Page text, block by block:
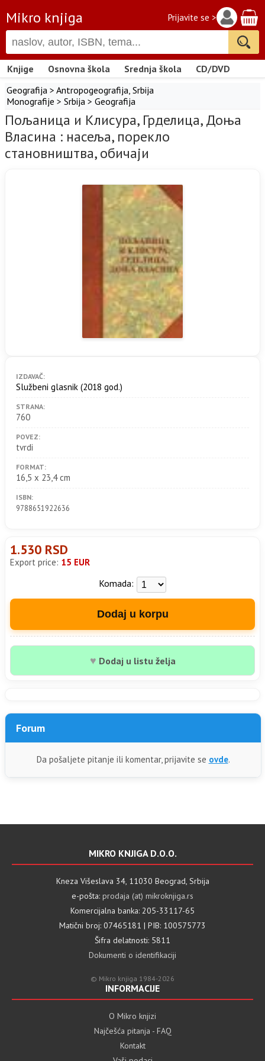
Mikro knjiga Prijavite se >
Knjige Osnovna škola Srednja škola
CD/DVD
Geografija > Antropogeografija, Srbija
Monografije > Srbija > Geografija
Пољаница и Клисура, Грделица, Доња
Власина : насеља, порекло
становништва, обичаји
IZDAVAČ:
Službeni glasnik (2018 god.)
STRANA:
760
POVEZ:
tvrdi
FORMAT:
16,5 x 23,4 cm
ISBN:
9788651922636
1.530 RSD
Export price: 15 EUR
Komada:
Dodaj u korpu
♥ Dodaj u listu želja
Forum
Da pošaljete pitanje ili komentar, prijavite se ovde.
MIKRO KNJIGA D.O.O.
Kneza Višeslava 34, 11030 Beograd, Srbija
e-pošta: prodaja (at) mikroknjiga.rs
Komercijalna banka: 205-33117-65
Matični broj: 07465181 | PIB: 100575773
Šifra delatnosti: 5811
Dokumenti o identifikaciji
© Mikro knjiga 1984-2026
INFORMACIJE
O Mikro knjizi
Najčešća pitanja - FAQ
Kontakt